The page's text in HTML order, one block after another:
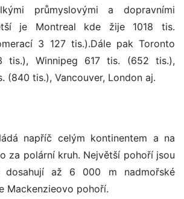
průmyslovými a dopravními
je Montreal kde žije 1018 tis.
3 127 tis.).Dále pak Toronto
Winnipeg 617 tis. (652 tis.),
(840 tis.), Vancouver, London aj.
napříč celým kontinentem a na
za polární kruh. Největší pohoří jsou
dosahují až 6 000 m nadmořské
Mackenzieovo pohoří.